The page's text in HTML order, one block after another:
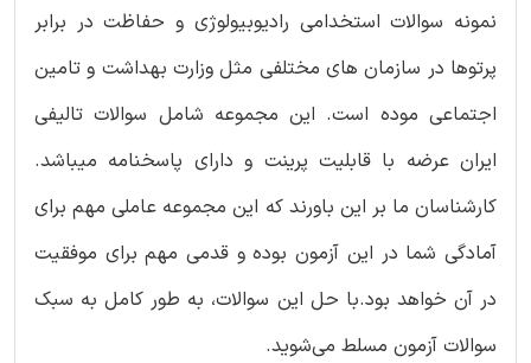
نمونه سوالات استخدامی رادیوبیولوژی و حفاظت در برابر
پرتوها در سازمان های مختلفی مثل وزارت بهداشت و تامین
اجتماعی موده است. این مجموعه شامل سوالات تالیفی
ایران عرضه با قابلیت پرینت و دارای پاسخنامه میباشد.
کارشناسان ما بر این باورند که این مجموعه عاملی مهم برای
آمادگی شما در این آزمون بوده و قدمی مهم برای موفقیت
در آن خواهد بود.با حل این سوالات، به طور کامل به سبک
سوالات آزمون مسلط می‌شوید.